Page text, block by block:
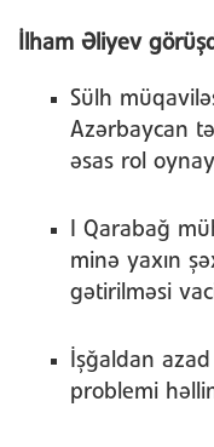
İlham Əliyev
Sülh
Azərbaycan
əsas rol
I Qarabağ
minə yaxın
gətirilməsi
İşğaldan
problemi